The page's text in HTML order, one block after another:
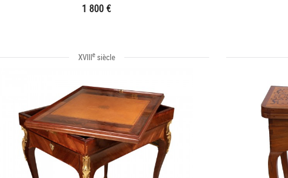
1 800 €
XVIIIesiècle